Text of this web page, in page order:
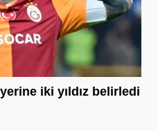
iki yıldız belirledi